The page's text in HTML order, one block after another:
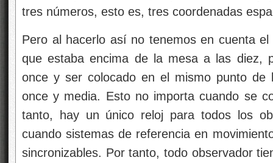
tres números, esto es, tres coordenadas
Pero al hacerlo así no tenemos en cuenta
que estaba encima de la mesa a las diez,
once y ser colocado en el mismo punto
once y media. Esto no importa cuando se
tanto, hay un único reloj para todos los
cuando sistemas de referencia en
sincronizables. Por tanto, todo observador